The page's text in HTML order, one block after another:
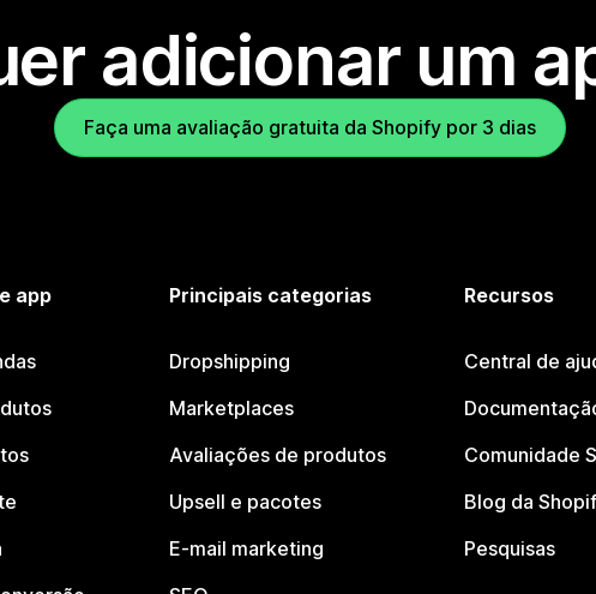
adicionar um
Faça uma avaliação gratuita da Shopify por 3 dias
app Principais categorias
Dropshipping
Marketplaces
Avaliações de produtos
Upsell e pacotes
E-mail marketing
Recursos
Central de
Comunidade
Blog da
Pesquisas